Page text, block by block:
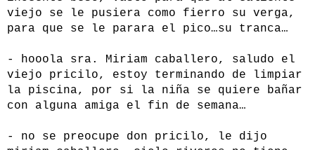
viejo se le pusiera como fierro su verga,
para que se le parara el pico…su tranca…
- hooola sra. Miriam caballero, saludo el
viejo pricilo, estoy terminando de limpiar
la piscina, por si la niña se quiere bañar
con alguna amiga el fin de semana…
- no se preocupe don pricilo, le dijo